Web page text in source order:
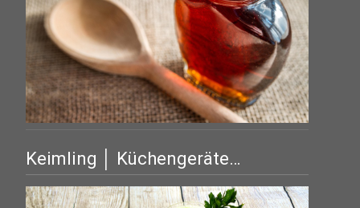
Keimling │ Küchengeräte…